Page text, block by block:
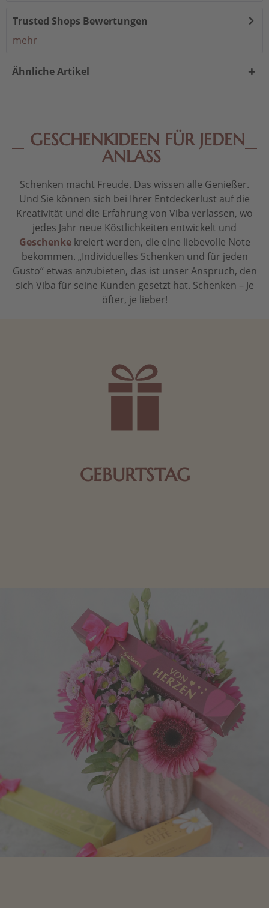
Trusted Shops Bewertungen
mehr
Ähnliche Artikel
GESCHENKIDEEN FÜR JEDEN
ANLASS
Schenken macht Freude. Das wissen alle Genießer.
Und Sie können sich bei Ihrer Entdeckerlust auf die
Kreativität und die Erfahrung von Viba verlassen, wo
jedes Jahr neue Köstlichkeiten entwickelt und
Geschenkekreiert werden, die eine liebevolle Note
bekommen. „Individuelles Schenken und für jeden
Gusto“ etwas anzubieten, das ist unser Anspruch, den
sich Viba für seine Kunden gesetzt hat. Schenken – Je
öfter, je lieber!
GEBURTSTAG